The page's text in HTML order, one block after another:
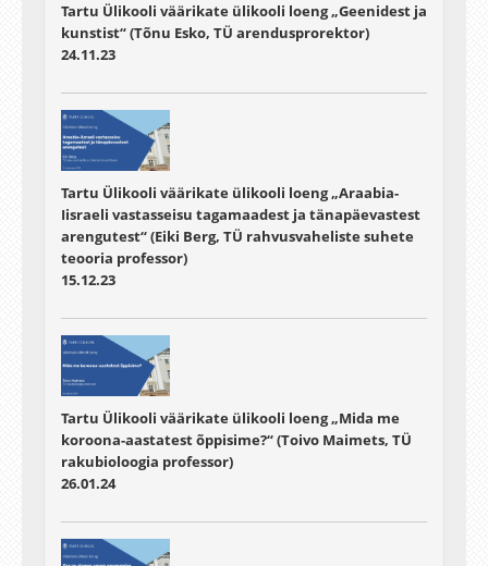
Tartu Ülikooli väärikate ülikooli loeng „Geenidest ja
kunstist“ (Tõnu Esko, TÜ arendusprorektor)
24.11.23
Tartu Ülikooli väärikate ülikooli loeng „Araabia-
Iisraeli vastasseisu tagamaadest ja tänapäevastest
arengutest“ (Eiki Berg, TÜ rahvusvaheliste suhete
teooria professor)
15.12.23
Tartu Ülikooli väärikate ülikooli loeng „Mida me
koroona-aastatest õppisime?“ (Toivo Maimets, TÜ
rakubioloogia professor)
26.01.24